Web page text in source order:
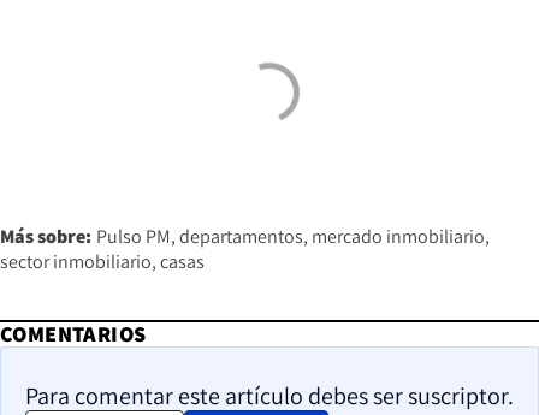
Más sobre: Pulso PM departamentos mercado inmobiliario
sector inmobiliario casas
COMENTARIOS
Para comentar este artículo debes ser suscriptor.